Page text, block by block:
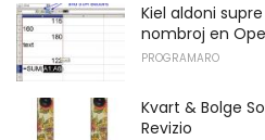
Kiel aldoni
nombroj en
PROGRAMARO
Kvart & Bolge
Revizio